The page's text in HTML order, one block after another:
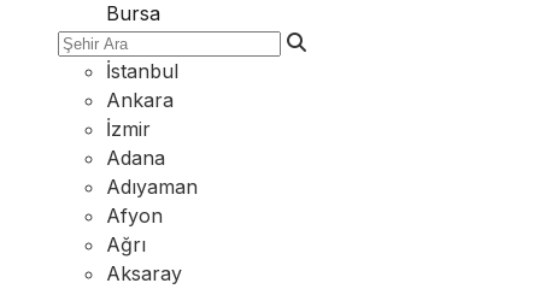
Bursa
İstanbul
Ankara
İzmir
Adana
Adıyaman
Afyon
Ağrı
Aksaray